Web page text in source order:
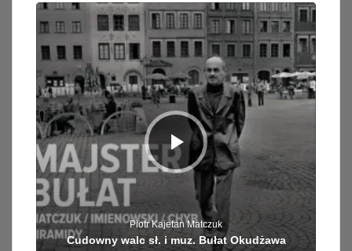
Odtwarzacz
dźwiękowych
Piotr Kajetan Matczuk
Cudowny walc sł. i muz. Bułat Okudżawa